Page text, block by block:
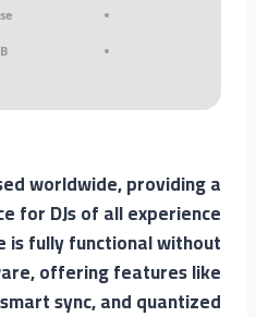
worldwide, providing a
for DJs of all experience
is fully functional without
offering features like
sync, and quantized